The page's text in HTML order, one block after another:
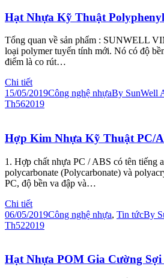
Hạt Nhựa Kỹ Thuật
Tổng quan về sản phẩm : SUNWELL
loại polymer tuyến tính mới. Nó có độ
điểm là co rút…
Chi tiết
15/05/2019Công nghệ nhựaBy SunWell
Th562019
Hợp Kim Nhựa Kỹ Thuật PC/
1. Hợp chất nhựa PC / ABS có tên tiếng
polycarbonate (Polycarbonate) và
PC, độ bền va đập và…
Chi tiết
06/05/2019Công nghệ nhựa, Tin tứcBy
Th522019
Hạt Nhựa POM Gia Cường